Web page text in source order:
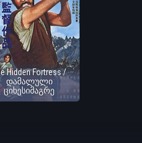
Hidden Fortress /
დამალული
ციხესიმაგრე